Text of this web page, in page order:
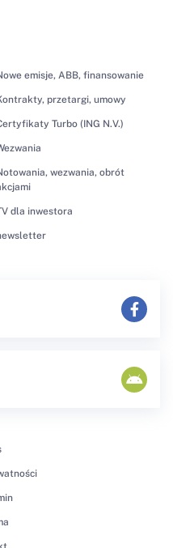
emisje, ABB, finansowanie
przetargi, umowy
Turbo (ING N.V.)
wezwania, obrót
dla inwestora